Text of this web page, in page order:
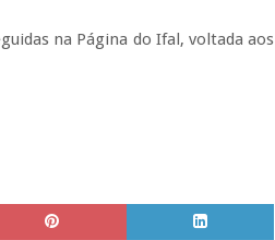
na Página do Ifal, voltada aos